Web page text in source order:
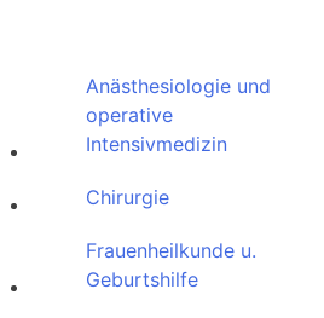
Anästhesiologie und
operative
Intensivmedizin
Chirurgie
Frauenheilkunde u.
Geburtshilfe